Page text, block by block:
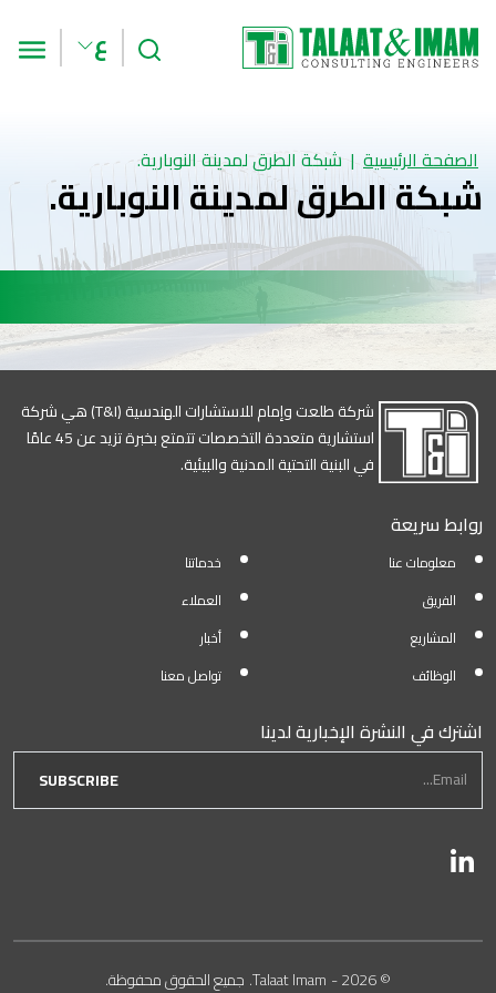
بحث ع
الصفحة الرئيسية شبكة الطرق لمدينة النوبارية.
شبكة الطرق لمدينة النوبارية.
شركة طلعت وإمام للاستشارات الهندسية (T&I) هي شركة
استشارية متعددة التخصصات تتمتع بخبرة تزيد عن 45 عامًا
في البنية التحتية المدنية والبيئية.
روابط سريعة
معلومات عنا
خدماتنا
الفريق
العملاء
المشاريع
أخبار
الوظائف
تواصل معنا
اشترك في النشرة الإخبارية لدينا
newsletter form
Email...
SUBSCRIBE
تابعنا
© 2026 -
Talaat Imam. جميع الحقوق محفوظة.